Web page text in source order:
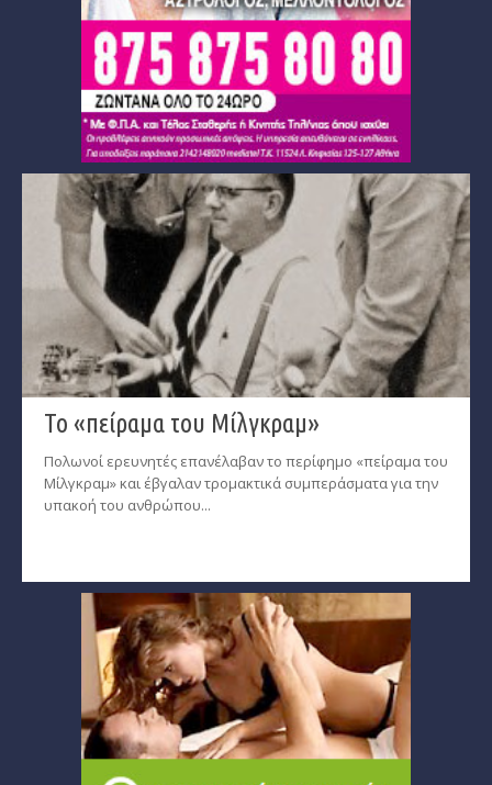
Ζώδια και διασκέσαση
Ζώδια και δυσκολίες
Ζώδια και έρωτας
Ζώδια και μόδα
­Ζώδια και ταξίδια
­Ζώδια και οικογένεια
­Ζώδια και αθλητισμός
­Ζώδια και διάσημοι
Gossip και αλλά...
Αυτογνωσία
Εναλλακτικές Θεραπείες
Μαθήματα Αστρολογίας
Ταρώ, Μεταφυσική, κ.α.
Πλανητική Ενημέρωση (αρχείο)
Το «πείραμα του Μίλγκραμ»
Πολωνοί ερευνητές επανέλαβαν το περίφημο «πείραμα του
Μίλγκραμ» και έβγαλαν τρομακτικά συμπεράσματα για την
υπακοή του ανθρώπου...